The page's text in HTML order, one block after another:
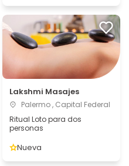
Lakshmi Masajes
Palermo , Capital Federal
Ritual Loto para dos
personas
Nueva